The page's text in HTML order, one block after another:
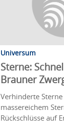
Universum
Sterne:
Brauner
Verhinderte
massereichem
Rückschlüsse auf